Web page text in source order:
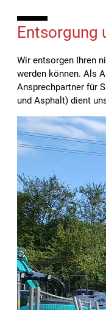
Entsorgung
Wir entsorgen Ihren
werden können. Als
Ansprechpartner für
und Asphalt) dient